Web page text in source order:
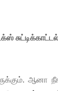
ஆனா